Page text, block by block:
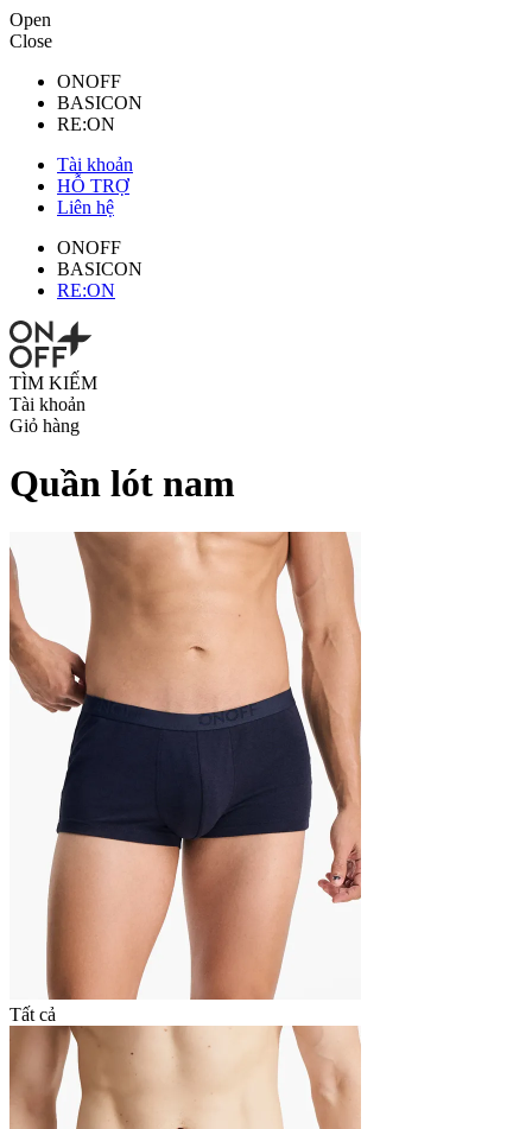
Open
Close
ONOFF
BASICON
RE:ON
Tài khoản
HỖ TRỢ
Liên hệ
ONOFF
BASICON
RE:ON
TÌM KIẾM
Tài khoản
Giỏ hàng
Quần lót nam
Tất cả